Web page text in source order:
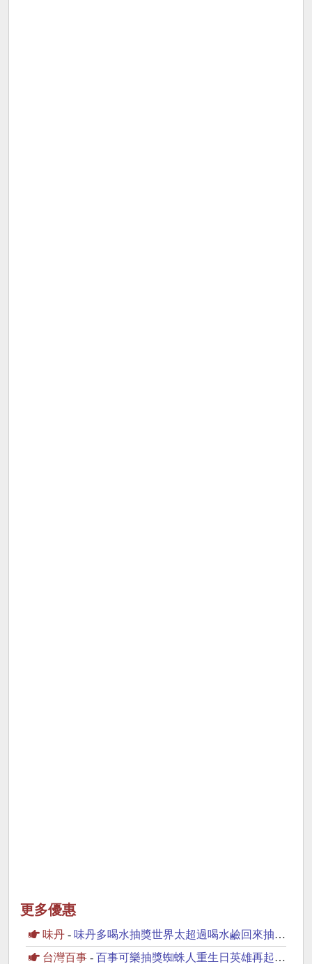
更多優惠
味丹 - 味丹多喝水抽獎世界太超過喝水鹼回來抽iPhone17
台灣百事 - 百事可樂抽獎蜘蛛人重生日英雄再起抽美國來回機票